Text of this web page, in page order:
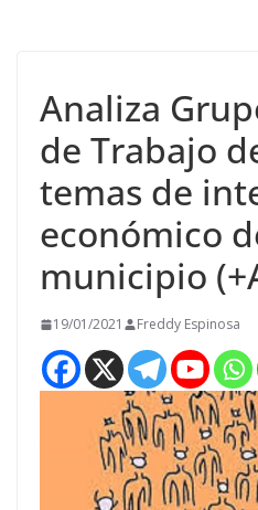
Analiza
de Trabajo
temas de
económico
municipio
19/01/2021 Freddy Espinosa